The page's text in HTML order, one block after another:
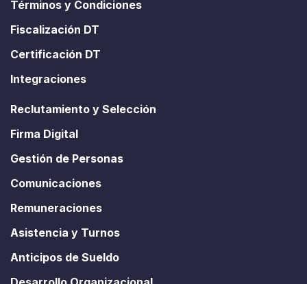
Términos y Condiciones
Fiscalización DT
Certificación DT
Integraciones
Reclutamiento y Selección
Firma Digital
Gestión de Personas
Comunicaciones
Remuneraciones
Asistencia y Turnos
Anticipos de Sueldo